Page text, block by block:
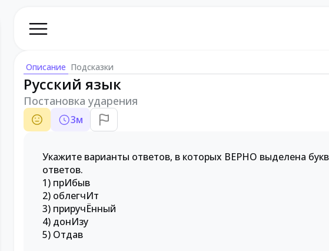
Описание Подсказки
Русский язык
Постановка ударения
3м
Укажите варианты ответов, в которых ВЕРНО выделена
ответов.
1) прИбыв
2) облегчИт
3) приручЁнный
4) донИзу
5) Отдав